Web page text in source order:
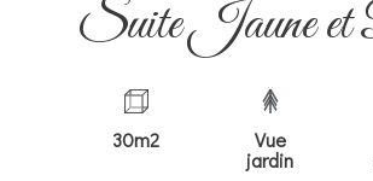
Suite Jaune et
30m2
Vue
jardin